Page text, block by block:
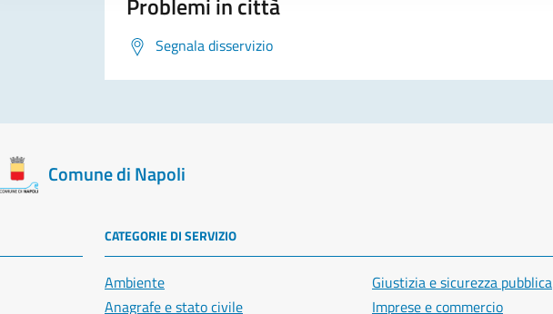
Segnala disservizio
Comune di Napoli
CATEGORIE DI SERVIZIO
Ambiente
Anagrafe e stato civile
Giustizia e sicurezza pubblica
Imprese e commercio